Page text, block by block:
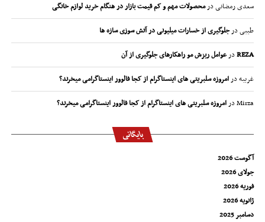
سعدی رمضانیدرمحصولات مهم و کم قیمت بازار در هنگام خرید لوازم خانگی
طیبیدرجلوگیری از خسارات میلیونی در آتش سوزی سازه ها
REZAدرعوامل ریزش مو راهکارهای جلوگیری از آن
غریبهدرامروزه سلبریتی های اینستاگرام از کجا فالوور اینستاگرامی میخرند؟
Mirzaدرامروزه سلبریتی های اینستاگرام از کجا فالوور اینستاگرامی میخرند؟
بایگانی
آگوست 2026
جولای 2026
فوریه 2026
ژانویه 2026
دسامبر 2025